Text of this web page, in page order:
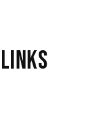
Links